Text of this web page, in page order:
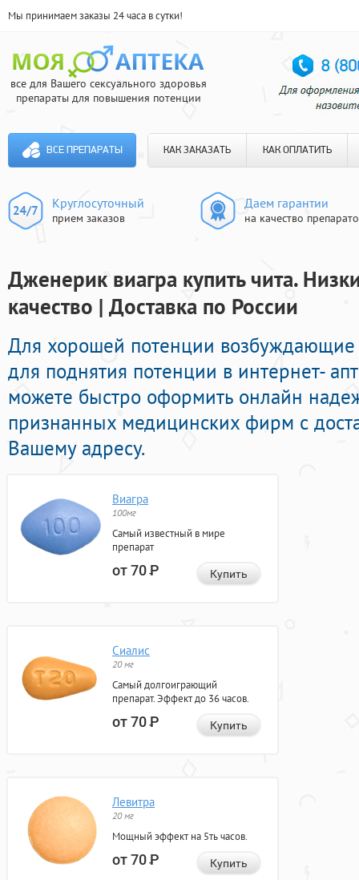
Мы принимаем заказы 24 часа в сутки!
все для Вашего сексуального здоровья
препараты для повышения потенции
ВСЕ ПРЕПАРАТЫ КАК ЗАКАЗАТЬ КАК ОПЛАТИТЬ
Круглосуточный
прием заказов
Даем гарантии
на качество
Дженерик виагра купить чита.
качество | Доставка по России
Для хорошей потенции
для поднятия потенции в интернет-
можете быстро оформить онлайн
признанных медицинских фирм с
Вашему адресу.
Виагра
100мг
Самый известный в мире
препарат
от 70Р Купить
Сиалис
20 мг
Самый долгоиграющий
препарат. Эффект до 36 часов.
от 70Р Купить
Левитра
20 мг
Мощный эффект на 5ть часов.
от 70Р Купить